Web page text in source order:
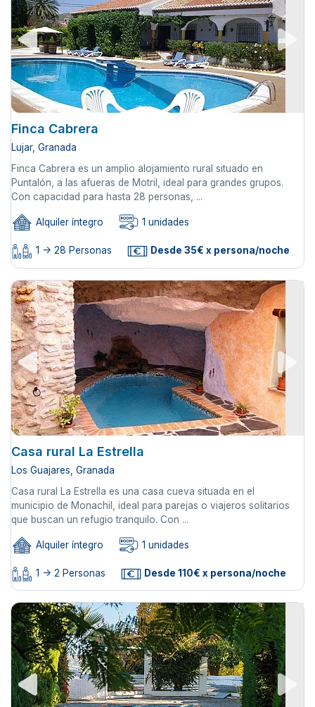
Finca Cabrera
Lujar, Granada
Finca Cabrera es un amplio alojamiento rural situado en
Puntalón, a las afueras de Motril, ideal para grandes grupos.
Con capacidad para hasta 28 personas, ...
Alquiler íntegro 1 unidades
1 -> 28 Personas Desde 35€ x persona/noche
Casa rural La Estrella
Los Guajares, Granada
Casa rural La Estrella es una casa cueva situada en el
municipio de Monachil, ideal para parejas o viajeros solitarios
que buscan un refugio tranquilo. Con ...
Alquiler íntegro 1 unidades
1 -> 2 Personas Desde 110€ x persona/noche